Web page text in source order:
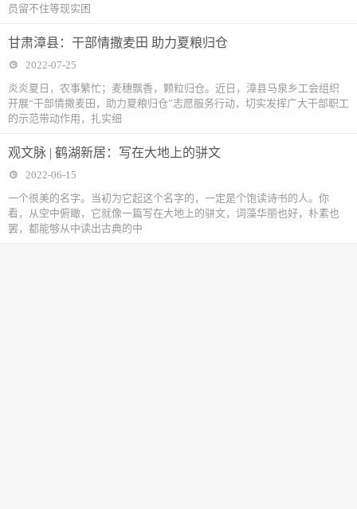
员留不住等现实困
甘肃漳县：干部情撒麦田 助力夏粮归仓
2022-07-25
炎炎夏日，农事繁忙；麦穗飘香，颗粒归仓。近日，漳县马泉乡工会组织
开展“干部情撒麦田，助力夏粮归仓”志愿服务行动，切实发挥广大干部职工
的示范带动作用，扎实细
观文脉 | 鹤湖新居：写在大地上的骈文
2022-06-15
一个很美的名字。当初为它起这个名字的，一定是个饱读诗书的人。你
看，从空中俯瞰，它就像一篇写在大地上的骈文，词藻华丽也好，朴素也
罢，都能够从中读出古典的中